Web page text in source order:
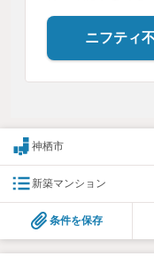
ニフティ
神栖市
新築マンション
条件を保存